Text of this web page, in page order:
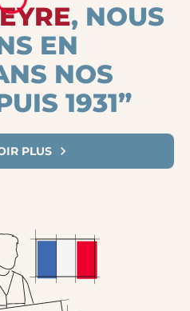
, NOUS
EN
NOS
1931”
PLUS